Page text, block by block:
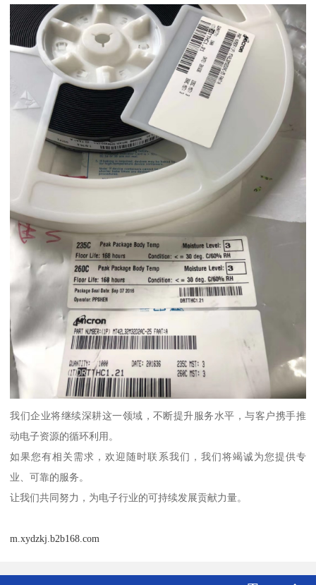
我们企业将继续深耕这一领域，不断提升服务水平，与客户携手推
动电子资源的循环利用。
如果您有相关需求，欢迎随时联系我们，我们将竭诚为您提供专
业、可靠的服务。
让我们共同努力，为电子行业的可持续发展贡献力量。
m.xydzkj.b2b168.com